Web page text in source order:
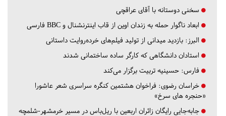
سخنی دوستانه با آقای عراقچی
ابعاد ناگوار حمله به زندان اوین از قاب اینترنشنال و BBC فارسی
البرز: بازدید میدانی از تولید فیلم‌های خرده‌روایت داستانی
استادان دانشگاهی که کارگر ساده ساختمانی شدند
فارس: حسینیه تربیت برگزار می‌کند
خراسان رضوی: فراخوان هشتمین کنگره سراسری شعر عاشورا
«حنجره های سرخ»
جابه‌جایی رایگان زائران اربعین با ریل‌باس در مسیر خرمشهر-شلمچه